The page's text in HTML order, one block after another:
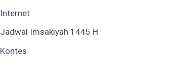
Internet
Jadwal Imsakiyah 1445 H
Kontes